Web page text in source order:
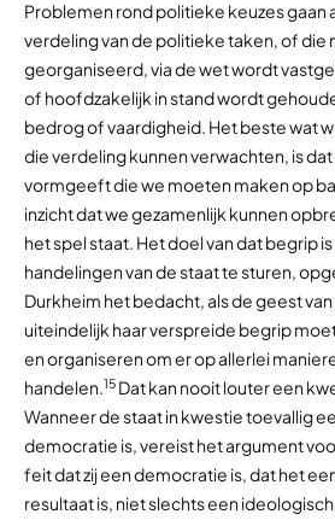
Problemen rond politieke keuzes gaan
verdeling van de politieke taken, of die
georganiseerd, via de wet wordt
of hoofdzakelijk in stand wordt
bedrog of vaardigheid. Het beste wat
die verdeling kunnen verwachten, is dat
vormgeeft die we moeten maken op
inzicht dat we gezamenlijk kunnen
het spel staat. Het doel van dat begrip
handelingen van de staat te sturen,
Durkheim het bedacht, als de geest
uiteindelijk haar verspreide begrip
en organiseren om er op allerlei
handelen.15 Dat kan nooit louter een
Wanneer de staat in kwestie toevallig
democratie is, vereist het argument
feit dat zij een democratie is, dat het
resultaat is, niet slechts een